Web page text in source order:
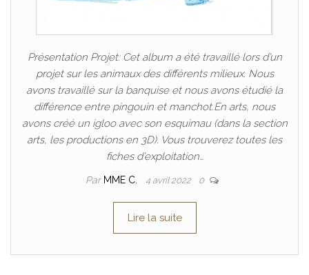
Présentation Projet: Cet album a été travaillé lors d’un
projet sur les animaux des différents milieux. Nous
avons travaillé sur la banquise et nous avons étudié la
différence entre pingouin et manchot.En arts, nous
avons créé un igloo avec son esquimau (dans la section
arts, les productions en 3D). Vous trouverez toutes les
fiches d’exploitation…
Par MME C. 4 avril 2022 0
Lire la suite